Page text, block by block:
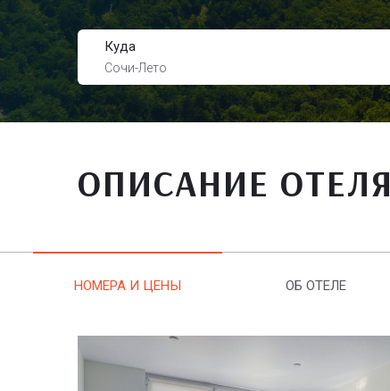
Куда
Сочи-Лето
ОПИСАНИЕ ОТЕЛЯ
НОМЕРА И ЦЕНЫ ОБ ОТЕЛЕ